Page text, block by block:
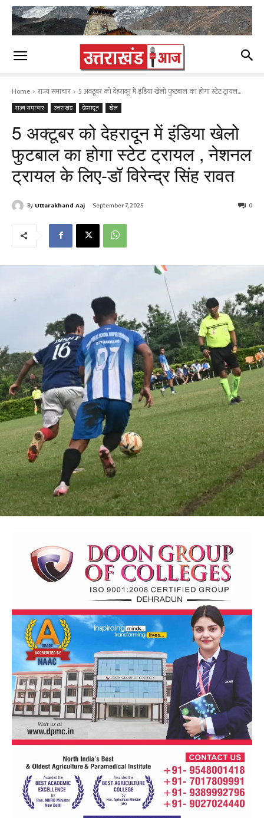
Home राज्य समाचार 5 अक्टूबर को देहरादून में इंडिया खेलो फुटबाल का होगा स्टेट ट्रायल...
राज्य समाचार उत्तराखंड देहरादून खेल
5 अक्टूबर को देहरादून में इंडिया खेलो
फुटबाल का होगा स्टेट ट्रायल , नेशनल
ट्रायल के लिए-डॉ विरेन्द्र सिंह रावत
By Uttarakhand Aaj September 7, 2025 0